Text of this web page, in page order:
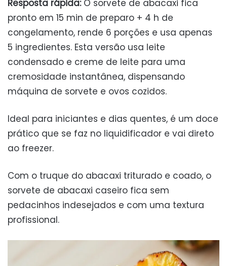
Resposta rápida:O sorvete de abacaxi fica
pronto em 15 min de preparo + 4 h de
congelamento, rende 6 porções e usa apenas
5 ingredientes. Esta versão usa leite
condensado e creme de leite para uma
cremosidade instantânea, dispensando
máquina de sorvete e ovos cozidos.
Ideal para iniciantes e dias quentes, é um doce
prático que se faz no liquidificador e vai direto
ao freezer.
Com o truque do abacaxi triturado e coado, o
sorvete de abacaxi caseiro fica sem
pedacinhos indesejados e com uma textura
profissional.